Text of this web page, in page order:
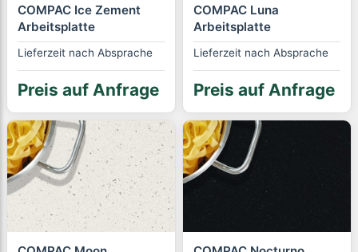
COMPAC Ice Zement
Arbeitsplatte
Lieferzeit nach Absprache
Preis auf Anfrage
COMPAC Luna
Arbeitsplatte
Lieferzeit nach Absprache
Preis auf Anfrage